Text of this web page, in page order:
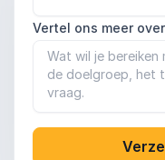
Vertel ons meer